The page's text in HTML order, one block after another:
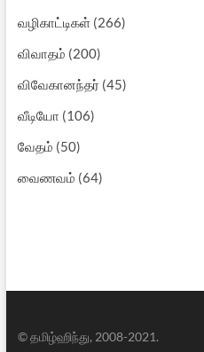
வழிகாட்டிகள்(266)
விவாதம் (200)
விவேகானந்தர் (45)
வீடியோ (106)
வேதம் (50)
வைணவம் (64)
© தமிழ்ஹிந்து, 2008-2021.